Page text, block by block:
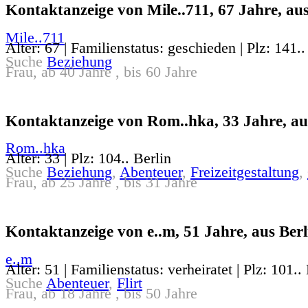
Kontaktanzeige von Mile..711, 67 Jahre,
Mile..711
Alter: 67 | Familienstatus: geschieden | Plz:
Suche Beziehung
Frau, ab 40 Jahre , bis 60 Jahre
Kontaktanzeige von Rom..hka, 33 Jahre,
Rom..hka
Alter: 33 | Plz: 104.. Berlin
Suche Beziehung, Abenteuer, Freizeitgestaltung,
Frau, ab 25 Jahre , bis 31 Jahre
Kontaktanzeige von e..m, 51 Jahre, aus
e..m
Alter: 51 | Familienstatus: verheiratet | Plz: 101..
Suche Abenteuer, Flirt
Frau, ab 18 Jahre , bis 50 Jahre